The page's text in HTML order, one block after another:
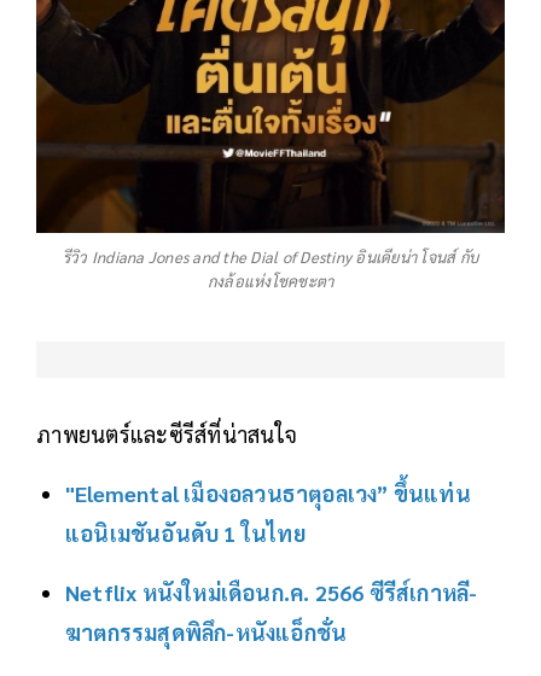
รีวิว Indiana Jones and the Dial of Destiny อินเดียน่า โจนส์ กับ
กงล้อแห่งโชคชะตา
ภาพยนตร์และซีรีส์ที่น่าสนใจ
"Elemental เมืองอลวนธาตุอลเวง” ขึ้นแท่น
แอนิเมชันอันดับ 1 ในไทย
Netflix หนังใหม่เดือนก.ค. 2566 ซีรีส์เกาหลี-
ฆาตกรรมสุดพิลึก-หนังแอ็กชั่น